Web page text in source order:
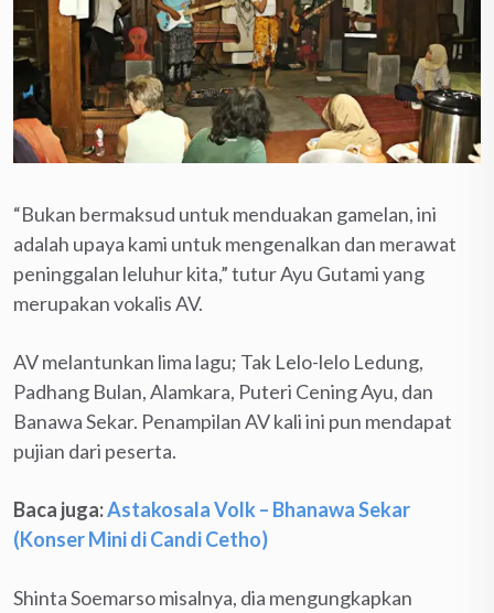
“Bukan bermaksud untuk menduakan gamelan, ini
adalah upaya kami untuk mengenalkan dan merawat
peninggalan leluhur kita,” tutur Ayu Gutami yang
merupakan vokalis AV.
AV melantunkan lima lagu; Tak Lelo-lelo Ledung,
Padhang Bulan, Alamkara, Puteri Cening Ayu, dan
Banawa Sekar. Penampilan AV kali ini pun mendapat
pujian dari peserta.
Baca juga:Astakosala Volk – Bhanawa Sekar
(Konser Mini di Candi Cetho)
Shinta Soemarso misalnya, dia mengungkapkan